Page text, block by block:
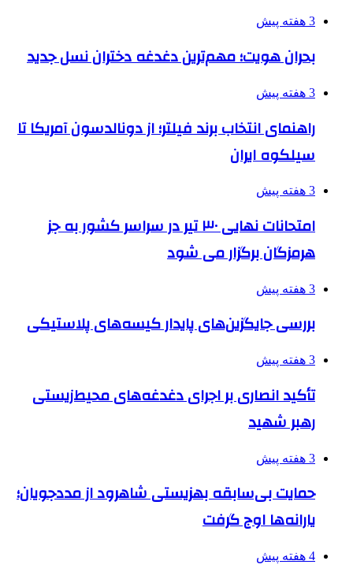
3 هفته پیش
بحران هویت؛ مهم‌ترین دغدغه دختران نسل جدید
3 هفته پیش
راهنمای انتخاب برند فیلتر؛ از دونالدسون آمریکا تا
سیلکوه ایران
3 هفته پیش
امتحانات نهایی ۳۰ تیر در سراسر کشور به جز
هرمزگان برگزار می شود
3 هفته پیش
بررسی جایگزین‌های پایدار کیسه‌های پلاستیکی
3 هفته پیش
تأکید انصاری بر اجرای دغدغه‌های محیط‌زیستی
رهبر شهید
3 هفته پیش
حمایت بی‌سابقه بهزیستی شاهرود از مددجویان؛
یارانه‌ها اوج گرفت
4 هفته پیش